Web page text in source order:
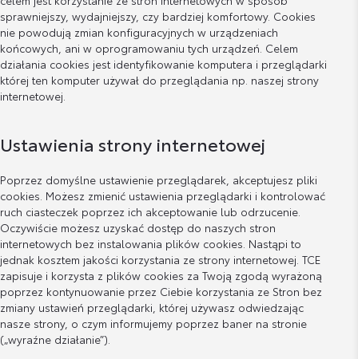
sprawniejszy, wydajniejszy, czy bardziej komfortowy. Cookies
nie powodują zmian konfiguracyjnych w urządzeniach
końcowych, ani w oprogramowaniu tych urządzeń. Celem
działania cookies jest identyfikowanie komputera i przeglądarki
której ten komputer używał do przeglądania np. naszej strony
internetowej.
Ustawienia strony internetowej
Poprzez domyślne ustawienie przeglądarek, akceptujesz pliki
cookies. Możesz zmienić ustawienia przeglądarki i kontrolować
ruch ciasteczek poprzez ich akceptowanie lub odrzucenie.
Oczywiście możesz uzyskać dostęp do naszych stron
internetowych bez instalowania plików cookies. Nastąpi to
jednak kosztem jakości korzystania ze strony internetowej. TCE
zapisuje i korzysta z plików cookies za Twoją zgodą wyrażoną
poprzez kontynuowanie przez Ciebie korzystania ze Stron bez
zmiany ustawień przeglądarki, której używasz odwiedzając
nasze strony, o czym informujemy poprzez baner na stronie
(„wyraźne działanie”).